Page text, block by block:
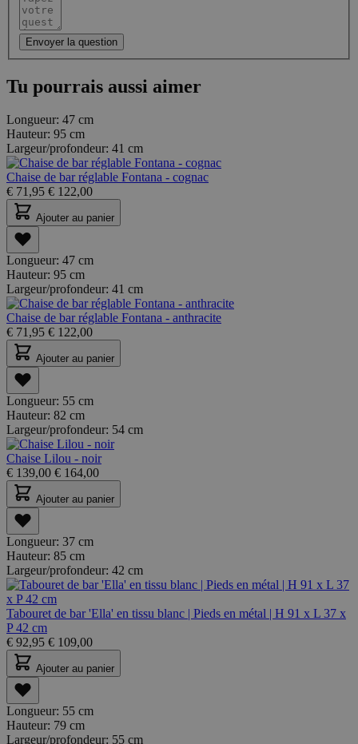
Envoyer la question
Tu pourrais aussi aimer
Longueur: 47 cm
Hauteur: 95 cm
Largeur/profondeur: 41 cm
Chaise de bar réglable Fontana - cognac
€ 71,95 € 122,00
Ajouter au panier
Longueur: 47 cm
Hauteur: 95 cm
Largeur/profondeur: 41 cm
Chaise de bar réglable Fontana - anthracite
€ 71,95 € 122,00
Ajouter au panier
Longueur: 55 cm
Hauteur: 82 cm
Largeur/profondeur: 54 cm
Chaise Lilou - noir
€ 139,00 € 164,00
Ajouter au panier
Longueur: 37 cm
Hauteur: 85 cm
Largeur/profondeur: 42 cm
Tabouret de bar 'Ella' en tissu blanc | Pieds en métal | H 91 x L 37 x
P 42 cm
€ 92,95 € 109,00
Ajouter au panier
Longueur: 55 cm
Hauteur: 79 cm
Largeur/profondeur: 55 cm